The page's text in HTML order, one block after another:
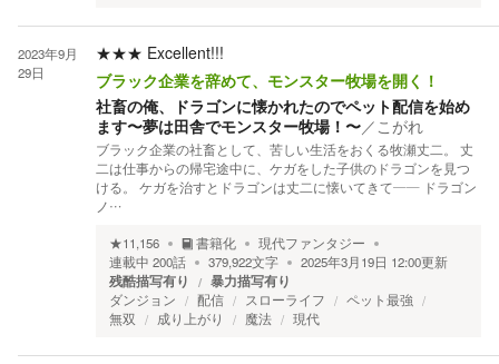
2023年9月
29日
★★★ Excellent!!!
ブラック企業を辞めて、モンスター牧場を開く！
社畜の俺、ドラゴンに懐かれたのでペット配信を始め
ます〜夢は田舎でモンスター牧場！〜／ こがれ
ブラック企業の社畜として、苦しい生活をおくる牧瀬丈二。 丈
二は仕事からの帰宅途中に、ケガをした子供のドラゴンを見つ
ける。 ケガを治すとドラゴンは丈二に懐いてきて―― ドラゴン
ノ…
★11,156 書籍化
現代ファンタジー
連載中 200話 379,922文字 2025年3月19日 12:00更新
残酷描写有り 暴力描写有り
ダンジョン 配信 スローライフ
ペット最強
無双
成り上がり 魔法 現代